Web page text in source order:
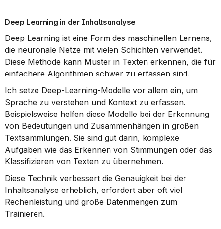
Deep Learning in der Inhaltsanalyse
Deep Learning ist eine Form des maschinellen Lernens,
die neuronale Netze mit vielen Schichten verwendet.
Diese Methode kann Muster in Texten erkennen, die für
einfachere Algorithmen schwer zu erfassen sind.
Ich setze Deep-Learning-Modelle vor allem ein, um
Sprache zu verstehen und Kontext zu erfassen.
Beispielsweise helfen diese Modelle bei der Erkennung
von Bedeutungen und Zusammenhängen in großen
Textsammlungen. Sie sind gut darin, komplexe
Aufgaben wie das Erkennen von Stimmungen oder das
Klassifizieren von Texten zu übernehmen.
Diese Technik verbessert die Genauigkeit bei der
Inhaltsanalyse erheblich, erfordert aber oft viel
Rechenleistung und große Datenmengen zum
Trainieren.